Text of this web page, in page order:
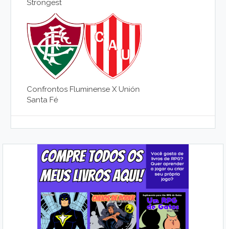
Strongest
Confrontos Fluminense X Unión
Santa Fé